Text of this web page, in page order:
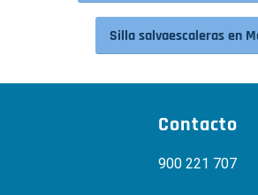
Silla salvaescaleras en
Contacto
900 221 707